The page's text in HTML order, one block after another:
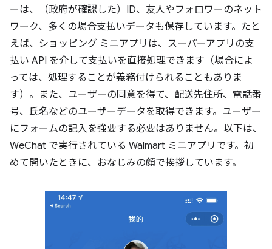
ーは、（政府が確認した）ID、友人やフォロワーのネット
ワーク、多くの場合支払いデータも保存しています。たと
えば、ショッピング ミニアプリは、スーパーアプリの支
払い API を介して支払いを直接処理できます（場合によ
っては、処理することが義務付けられることもありま
す）。また、ユーザーの同意を得て、配送先住所、電話番
号、氏名などのユーザーデータを取得できます。ユーザー
にフォームの記入を強要する必要はありません。以下は、
WeChat で実行されている Walmart ミニアプリです。初
めて開いたときに、おなじみの顔で挨拶しています。